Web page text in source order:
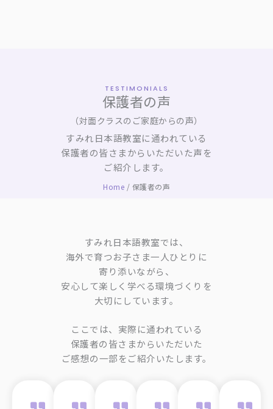
TESTIMONIALS
保護者の声
（対面クラスのご家庭からの声）
すみれ日本語教室に通われている
保護者の皆さまからいただいた声を
ご紹介します。
Home / 保護者の声
すみれ日本語教室では、
海外で育つお子さま一人ひとりに
寄り添いながら、
安心して楽しく学べる環境づくりを
大切にしています。
ここでは、実際に通われている
保護者の皆さまからいただいた
ご感想の一部をご紹介いたします。